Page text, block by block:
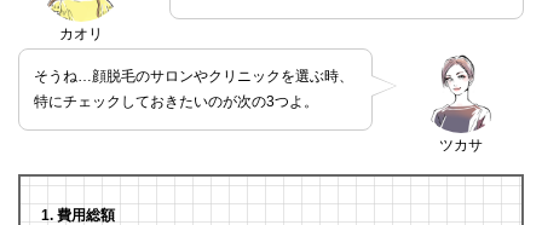
カオリ
ツカサ
そうね…顔脱毛のサロンやクリニックを選ぶ時、
特にチェックしておきたいのが次の3つよ。
費用総額